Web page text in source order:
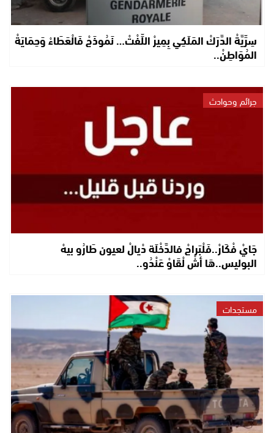
سِرِّيَّةْ الدَّرَكْ المَلَكِي بِمِيرْ اللِّفْتْ… نَمُوذَجْ فَالْعَطَاءْ وَحِمَايَةْ
المُوَاطِنْ..
جرائم وحوادث
جَايْ فْكَارْ..فَلْبَراجْ فالدَّخْلَة دْيالْ لعيون طَارُو بيهْ
البوليس..هَا أشْ لْقَاوْ عَنْدُو..
مستجدات